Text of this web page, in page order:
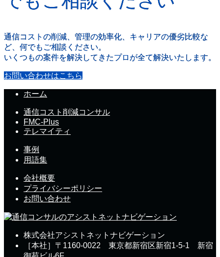
通信コストの削減、管理の効率化、キャリアの優劣比較な
ど、何でもご相談ください。
いくつもの案件を解決してきたプロが全て解決いたします。
お問い合わせはこちら
ホーム
通信コスト削減コンサル
FMC-Plus
テレマイティ
事例
用語集
会社概要
プライバシーポリシー
お問い合わせ
株式会社アシストネットナビゲーション
［本社］〒1160-0022 東京都新宿区新宿1-5-1 新宿